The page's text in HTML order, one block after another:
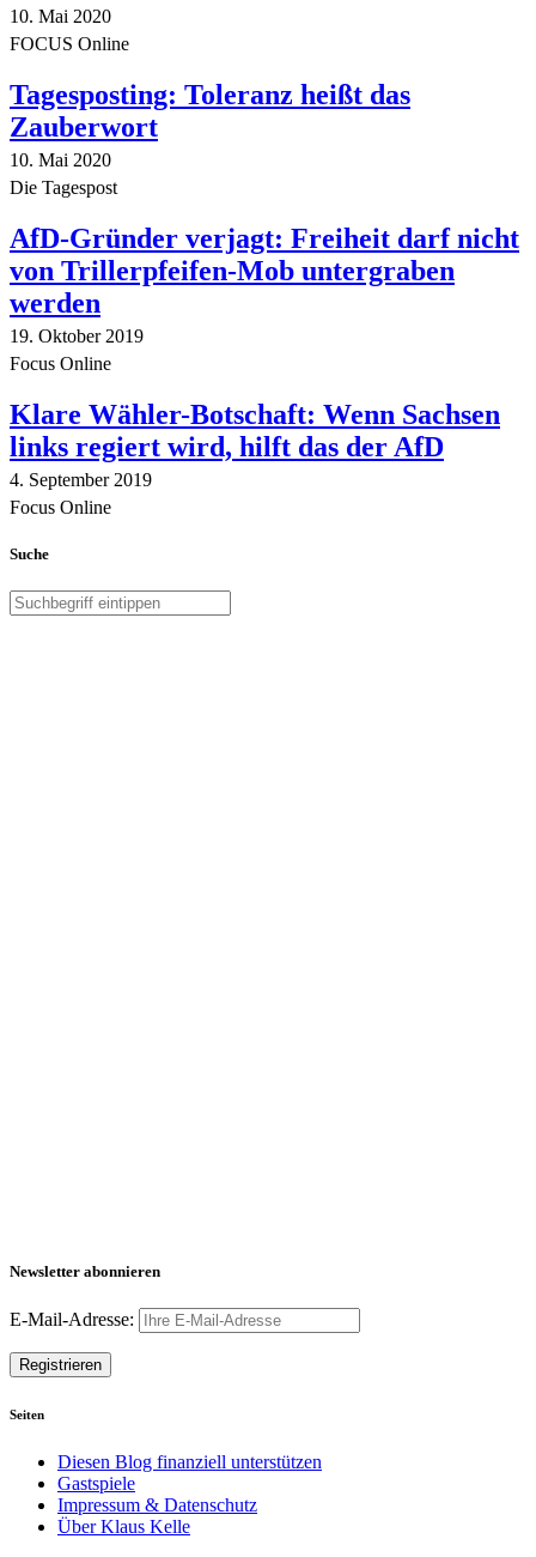
10. Mai 2020
FOCUS Online
Tagesposting: Toleranz heißt das
Zauberwort
10. Mai 2020
Die Tagespost
AfD-Gründer verjagt: Freiheit darf nicht
von Trillerpfeifen-Mob untergraben
werden
19. Oktober 2019
Focus Online
Klare Wähler-Botschaft: Wenn Sachsen
links regiert wird, hilft das der AfD
4. September 2019
Focus Online
Suche
Newsletter abonnieren
E-Mail-Adresse:
Seiten
Diesen Blog finanziell unterstützen
Gastspiele
Impressum & Datenschutz
Über Klaus Kelle